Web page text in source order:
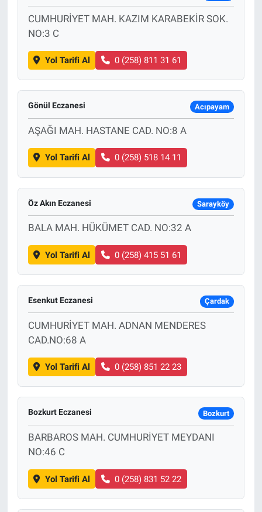
CUMHURİYET MAH. KAZIM KARABEKİR SOK.
NO:3 C
Yol Tarifi Al 0 (258) 811 31 61
Gönül Eczanesi Acıpayam
AŞAĞI MAH. HASTANE CAD. NO:8 A
Yol Tarifi Al 0 (258) 518 14 11
Öz Akın Eczanesi Sarayköy
BALA MAH. HÜKÜMET CAD. NO:32 A
Yol Tarifi Al 0 (258) 415 51 61
Esenkut Eczanesi Çardak
CUMHURİYET MAH. ADNAN MENDERES
CAD.NO:68 A
Yol Tarifi Al 0 (258) 851 22 23
Bozkurt Eczanesi Bozkurt
BARBAROS MAH. CUMHURİYET MEYDANI
NO:46 C
Yol Tarifi Al 0 (258) 831 52 22